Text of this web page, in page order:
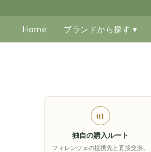
Home ブランドから探す ▾
01
独自の購入ルート
フィレンツェの提携先と直接交渉。